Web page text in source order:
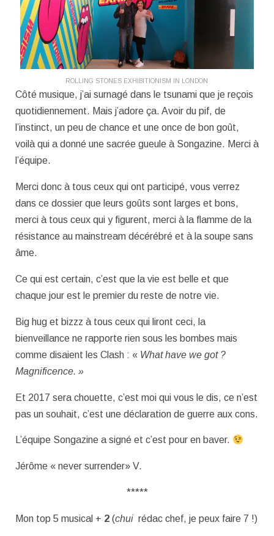
ROLLING STONES EXHIBITIONISM IN LONDON
Côté musique, j’ai surnagé dans le tsunami que je reçois
quotidiennement. Mais j’adore ça. Avoir du pif, de
l’instinct, un peu de chance et une once de bon goût,
voilà qui a donné une sacrée gueule à Songazine. Merci à
l’équipe.
Merci donc à tous ceux qui ont participé, vous verrez
dans ce dossier que leurs goûts sont larges et bons,
merci à tous ceux qui y figurent, merci à la flamme de la
résistance au mainstream décérébré et à la soupe sans
âme.
Ce qui est certain, c’est que la vie est belle et que
chaque jour est le premier du reste de notre vie.
Big hug et bizzz à tous ceux qui liront ceci, la
bienveillance ne rapporte rien sous les bombes mais
comme disaient les Clash : « What have we got ?
Magnificence. »
Et 2017 sera chouette, c’est moi qui vous le dis, ce n’est
pas un souhait, c’est une déclaration de guerre aux cons.
L’équipe Songazine a signé et c’est pour en baver.
Jérôme « never surrender» V.
*****
Mon top 5 musical + 2 (chui rédac chef, je peux faire 7 !)